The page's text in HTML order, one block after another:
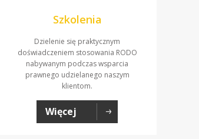
Szkolenia
Dzielenie się praktycznym
doświadczeniem stosowania RODO
nabywanym podczas wsparcia
prawnego udzielanego naszym
klientom.
Więcej